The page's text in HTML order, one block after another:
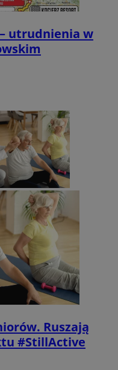
– utrudnienia w
Ruszają
#StillActive